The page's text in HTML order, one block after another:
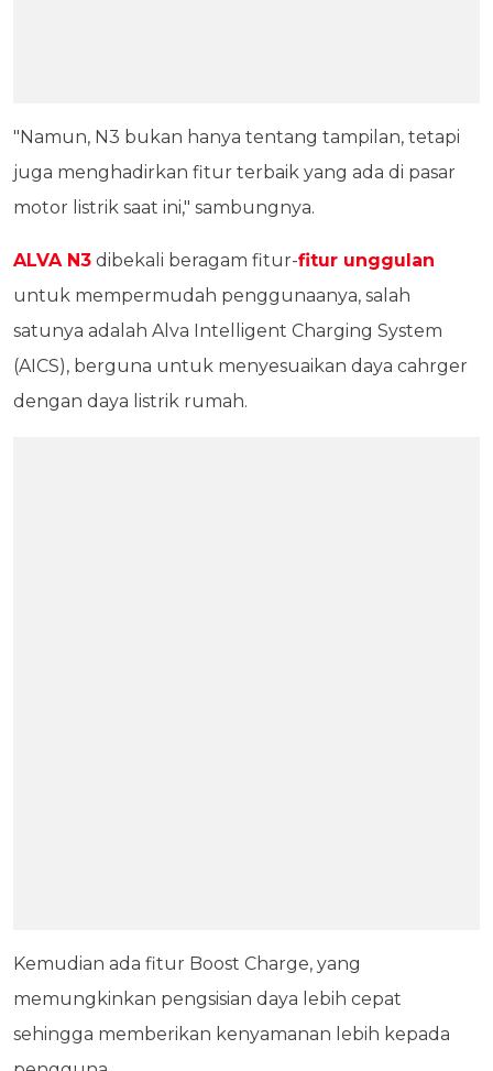
"Namun, N3 bukan hanya tentang tampilan, tetapi
juga menghadirkan fitur terbaik yang ada di pasar
motor listrik saat ini," sambungnya.
ALVA N3 dibekali beragam fitur-fitur unggulan
untuk mempermudah penggunaanya, salah
satunya adalah Alva Intelligent Charging System
(AICS), berguna untuk menyesuaikan daya cahrger
dengan daya listrik rumah.
Kemudian ada fitur Boost Charge, yang
memungkinkan pengsisian daya lebih cepat
sehingga memberikan kenyamanan lebih kepada